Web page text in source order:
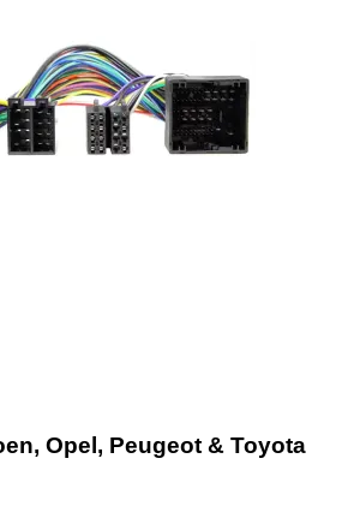
Opel, Peugeot & Toyota